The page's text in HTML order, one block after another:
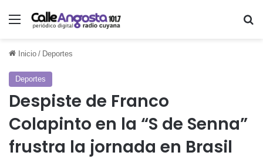
Menú
Inicio / Deportes
Deportes
Despiste de Franco
Colapinto en la “S de Senna”
frustra la jornada en Brasil